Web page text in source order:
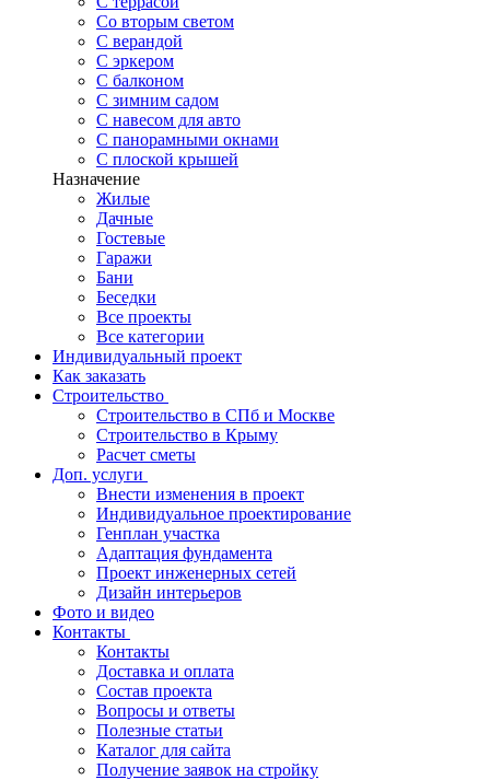
Со вторым светом
С верандой
С эркером
С балконом
С зимним садом
С навесом для авто
С панорамными окнами
С плоской крышей
Назначение
Жилые
Дачные
Гостевые
Гаражи
Бани
Беседки
Все проекты
Все категории
Индивидуальный проект
Как заказать
Строительство
Строительство в СПб и Москве
Строительство в Крыму
Расчет сметы
Доп. услуги
Внести изменения в проект
Индивидуальное проектирование
Генплан участка
Адаптация фундамента
Проект инженерных сетей
Дизайн интерьеров
Фото и видео
Контакты
Контакты
Доставка и оплата
Состав проекта
Вопросы и ответы
Полезные статьи
Каталог для сайта
Получение заявок на стройку